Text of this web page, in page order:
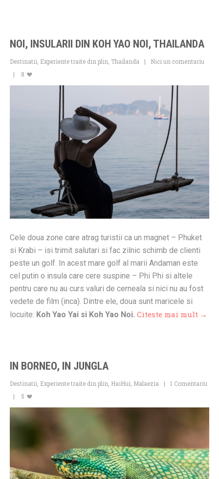
NOI, INSULARII DIN KOH YAO NOI, THAILANDA
Destinatii Experiente traite din plin Thailanda
Nici un comentariu
8
Cele doua zone care atrag turistii ca un magnet – Phuket
si Krabi – isi trimit salutari si fac zilnic schimb de clienti
peste un golf. In acest mare golf al marii Andaman este
cel putin o insula care cere suspine – Phi Phi si­ altele
pentru care nu au curs valuri de cerneala si nici nu au fost
vedete de film (inca). Dintre ele, doua sunt maricele si
locuite: Koh Yao Yai si Koh Yao Noi. Citeste mai mult →
IN BORNEO, IN JUNGLA
Destinatii Experiente traite din plin HaiHui Malaezia
1 Comentariu
5